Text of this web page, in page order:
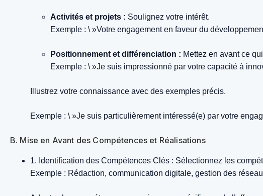
Activités et projets : Soulignez votre intérêt.
Exemple : \ »Votre engagement en faveur du
Positionnement et différenciation : Mettez en avant ce
Exemple : \ »Je suis impressionné par votre capacité à
Illustrez votre connaissance avec des exemples précis.
Exemple : \ »Je suis particulièrement intéressé(e) par votre
B. Mise en Avant des Compétences et Réalisations
1. Identification des Compétences Clés : Sélectionnez les
Exemple : Rédaction, communication digitale, gestion des